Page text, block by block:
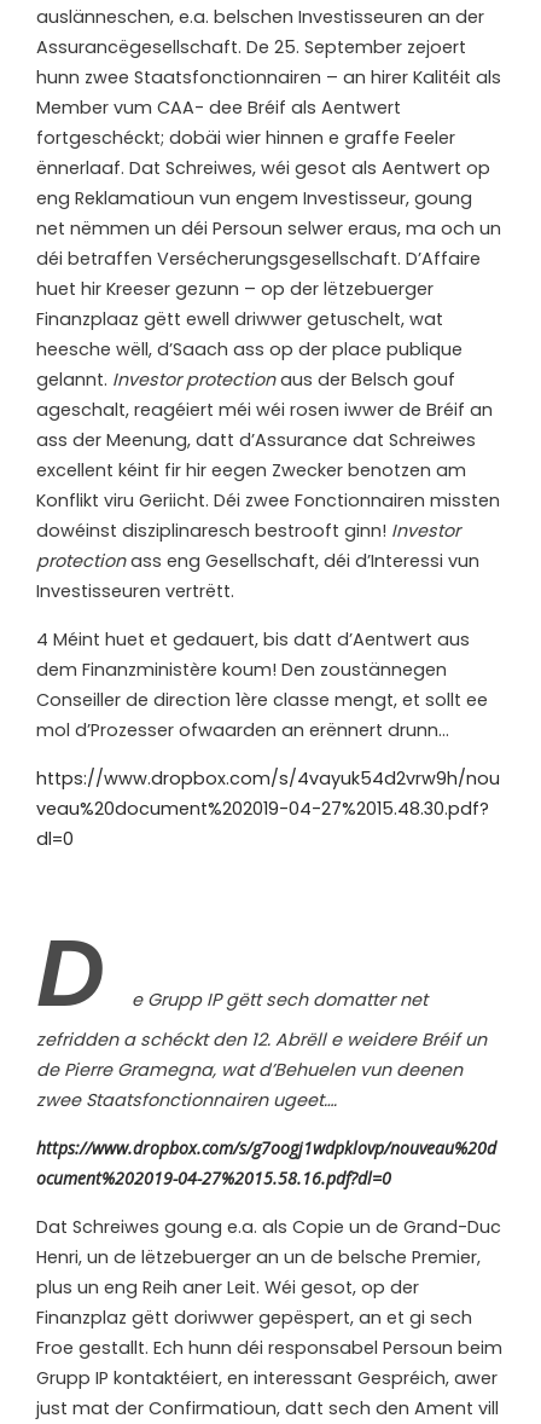
auslänneschen, e.a. belschen Investisseuren an der
Assurancëgesellschaft. De 25. September zejoert
hunn zwee Staatsfonctionnairen – an hirer Kalitéit als
Member vum CAA- dee Bréif als Aentwert
fortgeschéckt; dobäi wier hinnen e graffe Feeler
ënnerlaaf. Dat Schreiwes, wéi gesot als Aentwert op
eng Reklamatioun vun engem Investisseur, goung
net nëmmen un déi Persoun selwer eraus, ma och un
déi betraffen Versécherungsgesellschaft. D’Affaire
huet hir Kreeser gezunn – op der lëtzebuerger
Finanzplaaz gëtt ewell driwwer getuschelt, wat
heesche wëll, d’Saach ass op der place publique
gelannt. Investor protectionaus der Belsch gouf
ageschalt, reagéiert méi wéi rosen iwwer de Bréif an
ass der Meenung, datt d’Assurance dat Schreiwes
excellent kéint fir hir eegen Zwecker benotzen am
Konflikt viru Geriicht. Déi zwee Fonctionnairen missten
dowéinst disziplinaresch bestrooft ginn! Investor
protectionass eng Gesellschaft, déi d’Interessi vun
Investisseuren vertrëtt.
4 Méint huet et gedauert, bis datt d’Aentwert aus
dem Finanzministère koum! Den zoustännegen
Conseiller de direction 1ère classe mengt, et sollt ee
mol d’Prozesser ofwaarden an erënnert drunn…
https://www.dropbox.com/s/4vayuk54d2vrw9h/nou
veau%20document%202019-04-27%2015.48.30.pdf?
dl=0
D
e Grupp IP gëtt sech domatter net
zefridden a schéckt den 12. Abrëll e weidere Bréif un
de Pierre Gramegna, wat d’Behuelen vun deenen
zwee Staatsfonctionnairen ugeet….
https://www.dropbox.com/s/g7oogj1wdpklovp/nouveau%20d
ocument%202019-04-27%2015.58.16.pdf?dl=0
Dat Schreiwes goung e.a. als Copie un de Grand-Duc
Henri, un de lëtzebuerger an un de belsche Premier,
plus un eng Reih aner Leit. Wéi gesot, op der
Finanzplaz gëtt doriwwer gepëspert, an et gi sech
Froe gestallt. Ech hunn déi responsabel Persoun beim
Grupp IP kontaktéiert, en interessant Gespréich, awer
just mat der Confirmatioun, datt sech den Ament vill